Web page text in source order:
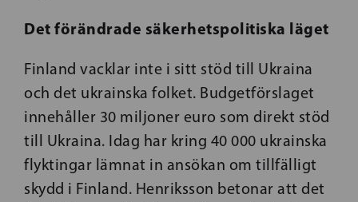
Det förändrade säkerhetspolitiska läget
Finland vacklar inte i sitt stöd till Ukraina
och det ukrainska folket. Budgetförslaget
innehåller 30 miljoner euro som direkt stöd
till Ukraina. Idag har kring 40 000 ukrainska
flyktingar lämnat in ansökan om tillfälligt
skydd i Finland. Henriksson betonar att det